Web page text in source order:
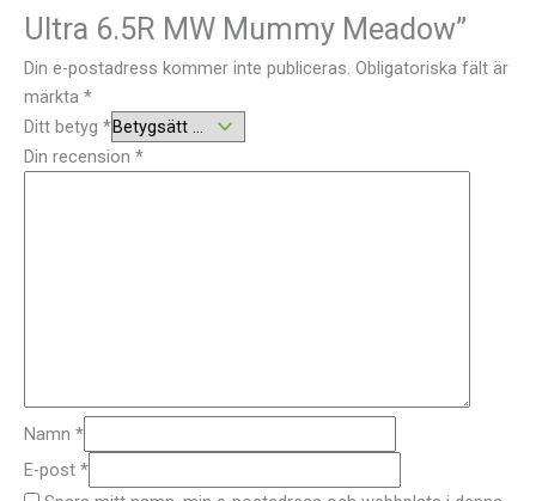
Ultra 6.5R MW Mummy Meadow”
Din e-postadress kommer inte publiceras. Obligatoriska fält är
märkta *
Ditt betyg *
Din recension *
Namn *
E-post *